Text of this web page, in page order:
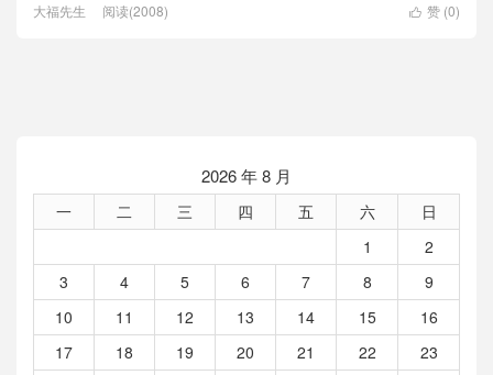
 赞 (0)
大福先生 阅读(2008)
2026 年 8 月
一 二 三 四 五 六
日
1
2
3
4 5 6 7 8
9
10
11 12 13 14 15
16
17
18 19 20 21 22
23